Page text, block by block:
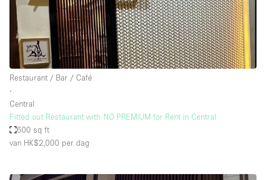
Restaurant / Bar / Café
∙
Central
Fitted out Restaurant with NO PREMIUM for Rent in Central
600 sq ft
van HK$2,000 per dag